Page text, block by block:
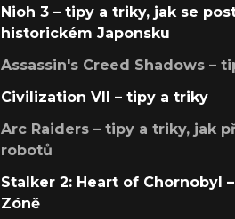
Nioh 3 – tipy a triky, jak se
historickém Japonsku
Assassin's Creed Shadows –
Civilization VII – tipy a triky
Arc Raiders – tipy a triky, jak
robotů
Stalker 2: Heart of Chornobyl
Zóně